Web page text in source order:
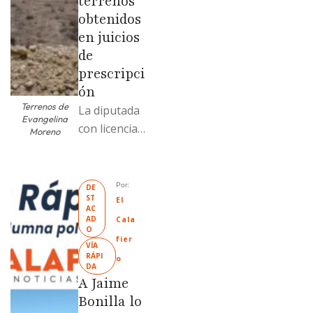
Terrenos de
Evangelina
Moreno
obtenidos
en juicios
de
prescripci
ón
La diputada
con licencia
antecedente
s de
prescripción
positiva; uno
fue
revendido
329% por
DE
ST
AC
AD
O
VÍA
RÁPI
DA
Por:
El
Cala
fier
o
A Jaime
Bonilla lo